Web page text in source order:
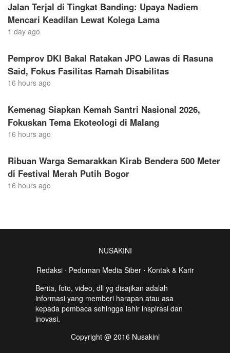
Jalan Terjal di Tingkat Banding: Upaya Nadiem
Mencari Keadilan Lewat Kolega Lama
1 day ago
Pemprov DKI Bakal Ratakan JPO Lawas di Rasuna
Said, Fokus Fasilitas Ramah Disabilitas
16 hours ago
Kemenag Siapkan Kemah Santri Nasional 2026,
Fokuskan Tema Ekoteologi di Malang
16 hours ago
Ribuan Warga Semarakkan Kirab Bendera 500 Meter
di Festival Merah Putih Bogor
16 hours ago
NUSAKINI
Redaksi⋅ Pedoman Media Siber⋅ Kontak & Karir
Berita, foto, video, dll yg disajikan adalah
informasi yang memberi harapan atau asa
kepada pembaca sehingga lahir inspirasi dan
inovasi.
Copyright @ 2016 Nusakini